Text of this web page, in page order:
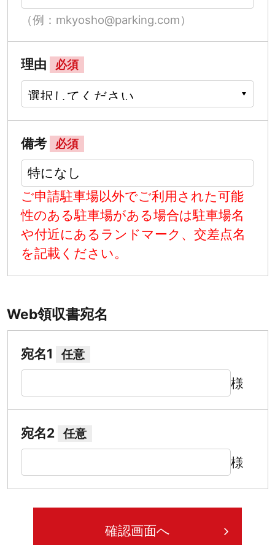
（例：mkyosho@parking.com）
理由 必須
備考 必須
ご申請駐車場以外でご利用された可能
性のある駐車場がある場合は駐車場名
や付近にあるランドマーク、交差点名
を記載ください。
Web領収書宛名
宛名1 任意
様
宛名2 任意
様